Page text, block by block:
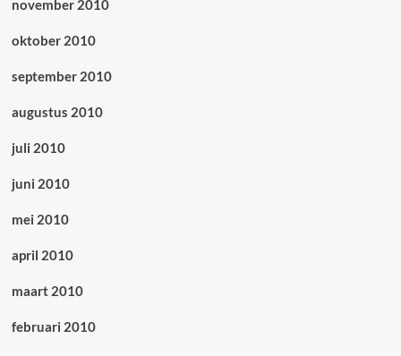
november 2010
oktober 2010
september 2010
augustus 2010
juli 2010
juni 2010
mei 2010
april 2010
maart 2010
februari 2010